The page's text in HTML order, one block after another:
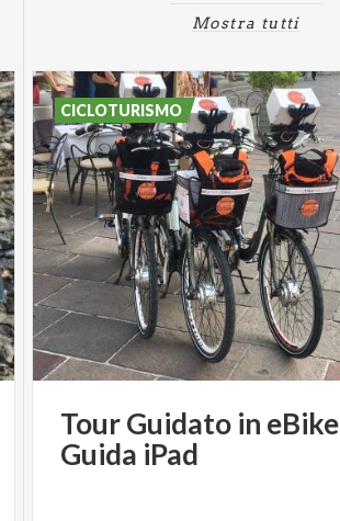
Mostra tutti
TourGuidato in eBike
Guida iPad
CICLOTURISMO